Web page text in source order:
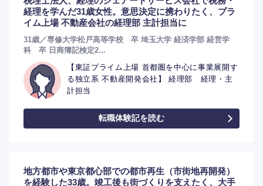
経理を学んだ31歳女性。意思決定に携わりたく、プラ
イム上場 不動産会社の経理部 主計担当に
31歳／専修大学松戸高等学校 卒 埼玉大学 経済学部 経営学
科 卒 日商簿記検定2...
【東証プライム上場 首都圏を中心に事業展開す
る独立系 不動産開発会社】 経理部 経理・主
計担当
転職体験記を読む
地方都市や東京都心部での都市再生（市街地再開発）
を経験した33歳。竣工後も街づくりを支えたく、大手